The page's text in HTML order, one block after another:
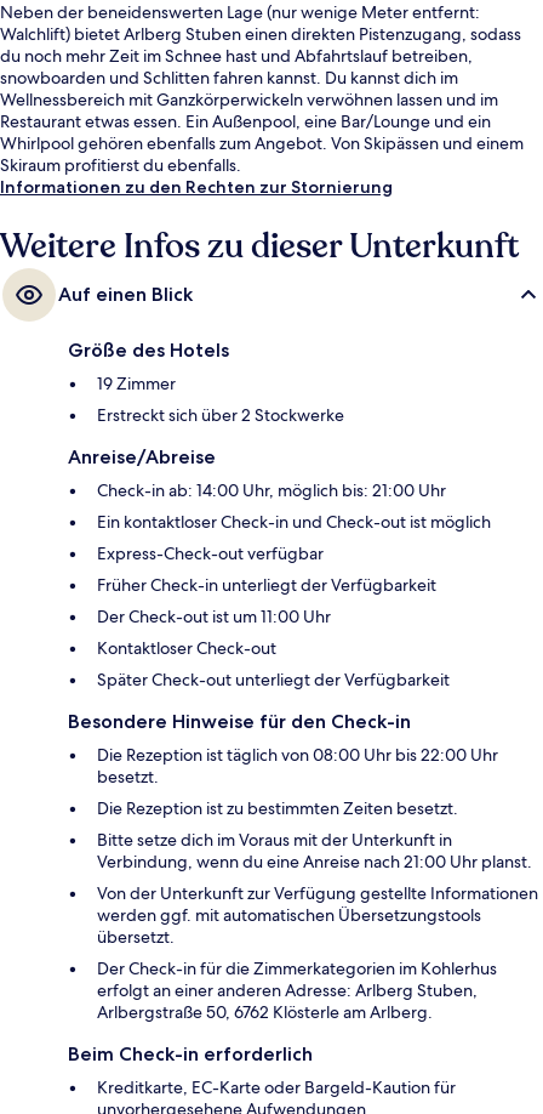
Neben der beneidenswerten Lage (nur wenige Meter entfernt:
Walchlift) bietet Arlberg Stuben einen direkten Pistenzugang, sodass
du noch mehr Zeit im Schnee hast und Abfahrtslauf betreiben,
snowboarden und Schlitten fahren kannst. Du kannst dich im
Wellnessbereich mit Ganzkörperwickeln verwöhnen lassen und im
Restaurant etwas essen. Ein Außenpool, eine Bar/Lounge und ein
Whirlpool gehören ebenfalls zum Angebot. Von Skipässen und einem
Skiraum profitierst du ebenfalls.
Informationen zu den Rechten zur Stornierung
Weitere Infos zu dieser Unterkunft
Auf einen Blick
Größe des Hotels
19 Zimmer
Erstreckt sich über 2 Stockwerke
Anreise/Abreise
Check-in ab: 14:00 Uhr, möglich bis: 21:00 Uhr
Ein kontaktloser Check-in und Check-out ist möglich
Express-Check-out verfügbar
Früher Check-in unterliegt der Verfügbarkeit
Der Check-out ist um 11:00 Uhr
Kontaktloser Check-out
Später Check-out unterliegt der Verfügbarkeit
Besondere Hinweise für den Check-in
Die Rezeption ist täglich von 08:00 Uhr bis 22:00 Uhr
besetzt.
Die Rezeption ist zu bestimmten Zeiten besetzt.
Bitte setze dich im Voraus mit der Unterkunft in
Verbindung, wenn du eine Anreise nach 21:00 Uhr planst.
Von der Unterkunft zur Verfügung gestellte Informationen
werden ggf. mit automatischen Übersetzungstools
übersetzt.
Der Check-in für die Zimmerkategorien im Kohlerhus
erfolgt an einer anderen Adresse: Arlberg Stuben,
Arlbergstraße 50, 6762 Klösterle am Arlberg.
Beim Check-in erforderlich
Kreditkarte, EC-Karte oder Bargeld-Kaution für
unvorhergesehene Aufwendungen